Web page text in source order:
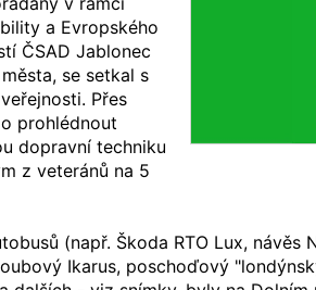
a Evropského
ČSAD Jablonec
se setkal s
Přes
prohlédnout
dopravní techniku
z veteránů na 5
(např. Škoda RTO Lux, návěs
Ikarus, poschoďový